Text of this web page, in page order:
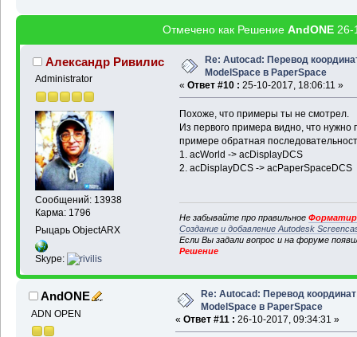
Отмечено как Решение AndONE26-
Александр Ривилис
Administrator
Сообщений: 13938
Карма: 1796
Рыцарь ObjectARX
Skype:
Re: Autocad: Перевод
ModelSpace в PaperSpace
« Ответ #10 : 25-10-2017, 18:06:11 »
Похоже, что примеры ты не смотрел.
Из первого примера видно, что нужно
примере обратная
1. acWorld -> acDisplayDCS
2. acDisplayDCS -> acPaperSpaceDCS
Не забывайте про правильное
Создание и добавление Autodesk
Если Вы задали вопрос и на форуме
Решение
AndONE
ADN OPEN
Re: Autocad: Перевод координат
ModelSpace в PaperSpace
« Ответ #11 : 26-10-2017, 09:34:31 »